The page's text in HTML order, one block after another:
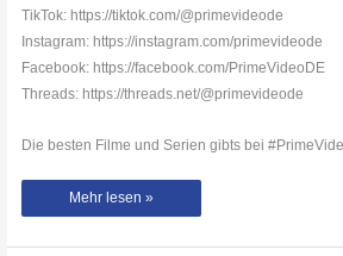
TikTok: https://tiktok.com/@primevideode
Instagram: https://instagram.com/primevideode
Facebook: https://facebook.com/PrimeVideoDE
Threads: https://threads.net/@primevideode
Die besten Filme und Serien gibts bei
#REACHER
#PrimeVideo
Mehr lesen »